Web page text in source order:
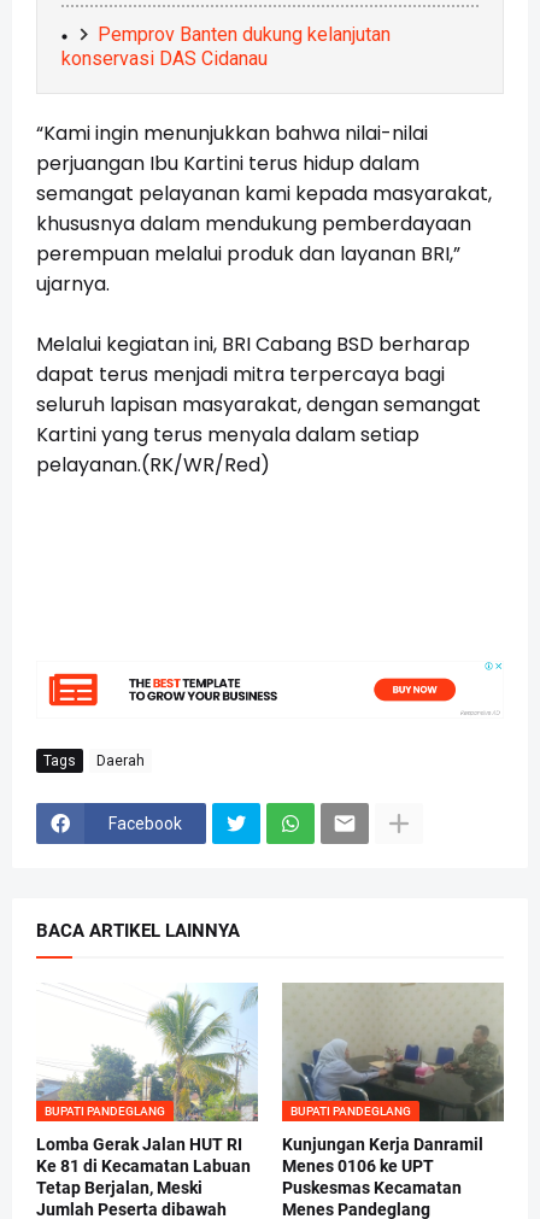
Pemprov Banten dukung kelanjutan
konservasi DAS Cidanau
“Kami ingin menunjukkan bahwa nilai-nilai
perjuangan Ibu Kartini terus hidup dalam
semangat pelayanan kami kepada masyarakat,
khususnya dalam mendukung pemberdayaan
perempuan melalui produk dan layanan BRI,”
ujarnya.
Melalui kegiatan ini, BRI Cabang BSD berharap
dapat terus menjadi mitra terpercaya bagi
seluruh lapisan masyarakat, dengan semangat
Kartini yang terus menyala dalam setiap
pelayanan.(RK/WR/Red)
Tags Daerah
Facebook
BACA ARTIKEL LAINNYA
BUPATI PANDEGLANG
Lomba Gerak Jalan HUT RI
Ke 81 di Kecamatan Labuan
Tetap Berjalan, Meski
Jumlah Peserta dibawah
BUPATI PANDEGLANG
Kunjungan Kerja Danramil
Menes 0106 ke UPT
Puskesmas Kecamatan
Menes Pandeglang